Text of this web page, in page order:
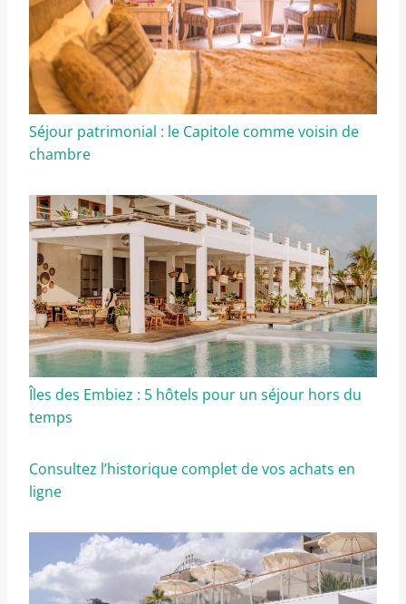
Séjour patrimonial : le Capitole comme voisin de
chambre
Îles des Embiez : 5 hôtels pour un séjour hors du
temps
Consultez l’historique complet de vos achats en
ligne